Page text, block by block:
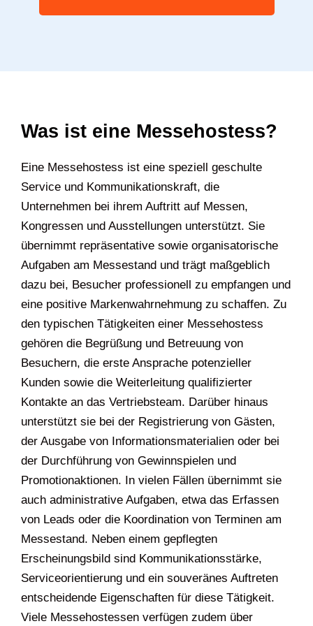
Was ist eine Messehostess?
Eine Messehostess ist eine speziell geschulte
Service und Kommunikationskraft, die
Unternehmen bei ihrem Auftritt auf Messen,
Kongressen und Ausstellungen unterstützt. Sie
übernimmt repräsentative sowie organisatorische
Aufgaben am Messestand und trägt maßgeblich
dazu bei, Besucher professionell zu empfangen und
eine positive Markenwahrnehmung zu schaffen. Zu
den typischen Tätigkeiten einer Messehostess
gehören die Begrüßung und Betreuung von
Besuchern, die erste Ansprache potenzieller
Kunden sowie die Weiterleitung qualifizierter
Kontakte an das Vertriebsteam. Darüber hinaus
unterstützt sie bei der Registrierung von Gästen,
der Ausgabe von Informationsmaterialien oder bei
der Durchführung von Gewinnspielen und
Promotionaktionen. In vielen Fällen übernimmt sie
auch administrative Aufgaben, etwa das Erfassen
von Leads oder die Koordination von Terminen am
Messestand. Neben einem gepflegten
Erscheinungsbild sind Kommunikationsstärke,
Serviceorientierung und ein souveränes Auftreten
entscheidende Eigenschaften für diese Tätigkeit.
Viele Messehostessen verfügen zudem über